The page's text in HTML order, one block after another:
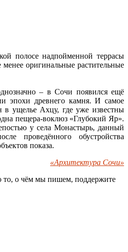
полосе надпойменной террасы
оригинальные растительные
– в Сочи появился ещё
эпохи древнего камня. И самое
в ущелье Ахцу, где уже известны
пещера-воклюз «Глубокий Яр».
у села Монастырь, данный
проведённого обустройства
показа.
«Архитектура Сочи»
то, о чём мы пишем, поддержите